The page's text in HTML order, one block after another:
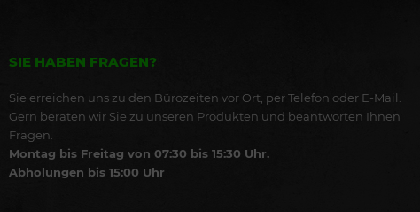
SIE HABEN FRAGEN?
Sie erreichen uns zu den Bürozeiten vor Ort, per Telefon oder E-Mail.
Gern beraten wir Sie zu unseren Produkten und beantworten Ihnen
Fragen.
Montag bis Freitag von 07:30 bis 15:30 Uhr.
Abholungen bis 15:00 Uhr